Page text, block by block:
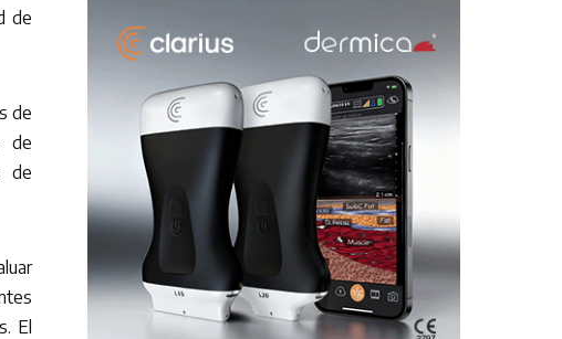
de
de
de
de
El